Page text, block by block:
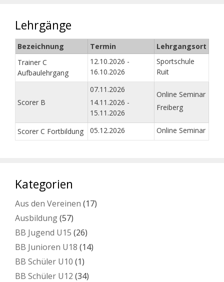
Lehrgänge
Bezeichnung Termin
Lehrgangsort
Trainer C
Aufbaulehrgang
12.10.2026 -
16.10.2026
Sportschule
Ruit
Scorer B
07.11.2026
14.11.2026 -
15.11.2026
Online Seminar
Freiberg
Scorer C Fortbildung 05.12.2026 Online Seminar
Kategorien
Aus den Vereinen (17)
Ausbildung(57)
BB Jugend U15 (26)
BB Junioren U18 (14)
BB Schüler U10 (1)
BB Schüler U12 (34)